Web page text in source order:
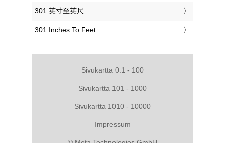
‎301 英寸至英尺
‎301 Inches To Feet
Sivukartta 0.1 - 100
Sivukartta 101 - 1000
Sivukartta 1010 - 10000
Impressum